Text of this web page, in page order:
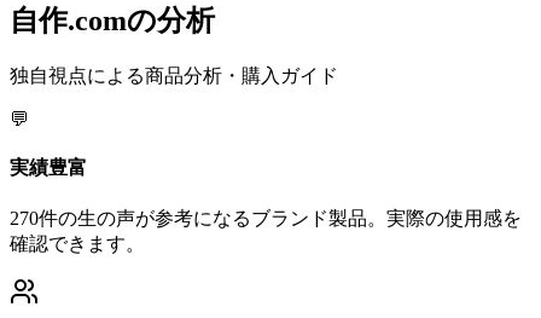
自作.comの分析
独自視点による商品分析・購入ガイド
💬
実績豊富
270件の生の声が参考になるブランド製品。実際の使用感を
確認できます。